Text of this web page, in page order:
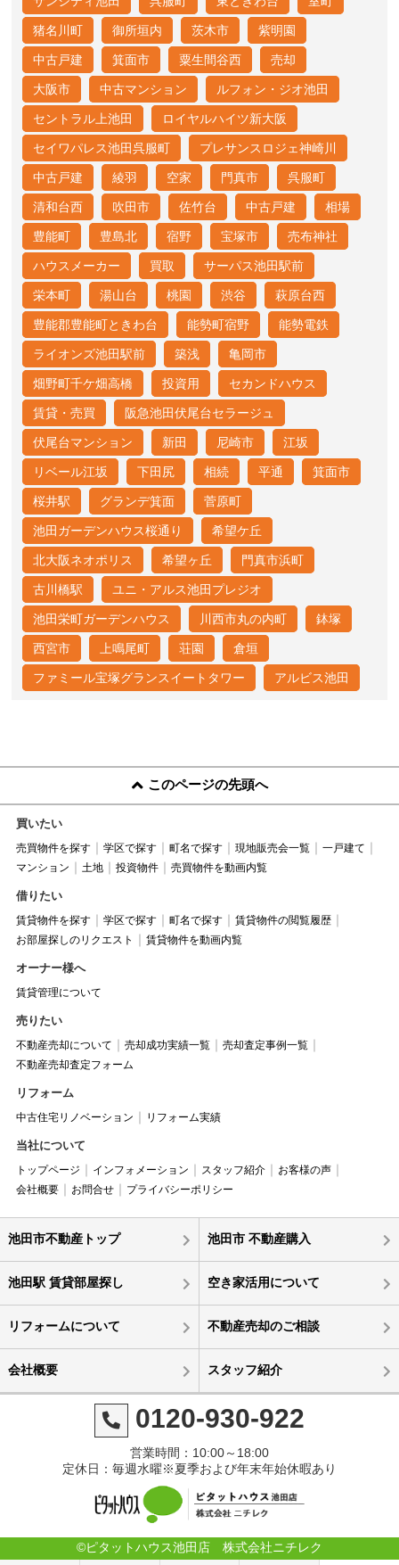
猪名川町 御所垣内 茨木市 紫明園
中古戸建 箕面市 粟生間谷西 売却
大阪市 中古マンション ルフォン・ジオ池田
セントラル上池田 ロイヤルハイツ新大阪
セイワパレス池田呉服町 プレサンスロジェ神崎川
中古戸建 綾羽 空家 門真市 呉服町
清和台西 吹田市 佐竹台 中古戸建 相場
豊能町 豊島北 宿野 宝塚市 売布神社
ハウスメーカー 買取 サーパス池田駅前
栄本町 湯山台 桃園 渋谷 萩原台西
豊能郡豊能町ときわ台 能勢町宿野 能勢電鉄
ライオンズ池田駅前 築浅 亀岡市
畑野町千ケ畑高橋 投資用 セカンドハウス
賃貸・売買 阪急池田伏尾台セラージュ
伏尾台マンション 新田 尼崎市 江坂
リベール江坂 下田尻 相続 平通 箕面市
桜井駅 グランデ箕面 菅原町
池田ガーデンハウス桜通り 希望ケ丘
北大阪ネオポリス 希望ヶ丘 門真市浜町
古川橋駅 ユニ・アルス池田プレジオ
池田栄町ガーデンハウス 川西市丸の内町 鉢塚
西宮市 上鳴尾町 荘園 倉垣
ファミール宝塚グランスイートタワー アルビス池田
このページの先頭へ
買いたい
売買物件を探す 学区で探す 町名で探す 現地販売会一覧
一戸建て
マンション
土地 投資物件 売買物件を動画内覧
借りたい
賃貸物件を探す 学区で探す 町名で探す
賃貸物件の閲覧履歴
お部屋探しのリクエスト
賃貸物件を動画内覧
オーナー様へ
賃貸管理について
売りたい
不動産売却について 売却成功実績一覧
売却査定事例一覧
不動産売却査定フォーム
リフォーム
中古住宅リノベーション リフォーム実績
当社について
トップページ インフォメーション スタッフ紹介
お客様の声
会社概要
お問合せ プライバシーポリシー
池田市不動産トップ 池田市 不動産購入
池田駅 賃貸部屋探し 空き家活用について
リフォームについて 不動産売却のご相談
会社概要 スタッフ紹介
0120-930-922
営業時間：10:00～18:00
定休日：毎週水曜※夏季および年末年始休暇あり
©ピタットハウス池田店 株式会社ニチレク